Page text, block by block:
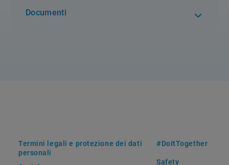
Documenti
Termini legali e protezione dei dati
personali
#DoItTogether
Safety